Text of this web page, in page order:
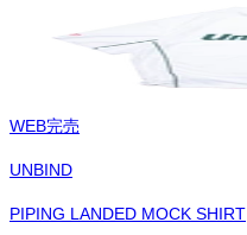
WEB完売
UNBIND
PIPING LANDED MOCK SHIRT